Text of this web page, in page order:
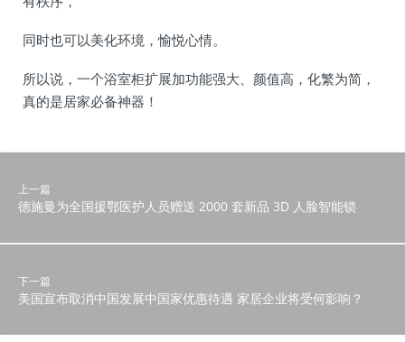
同时也可以美化环境，愉悦心情。
所以说，一个浴室柜扩展加功能强大、颜值高，化繁为简，
真的是居家必备神器！
上一篇
德施曼为全国援鄂医护人员赠送 2000 套新品 3D 人脸智能锁
下一篇
美国宣布取消中国发展中国家优惠待遇 家居企业将受何影响？